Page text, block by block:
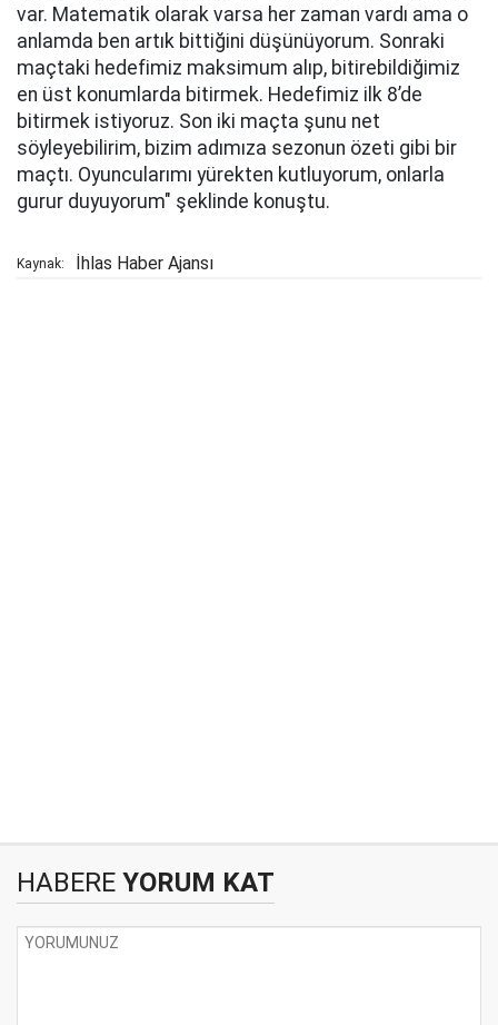
var. Matematik olarak varsa her zaman vardı ama o
anlamda ben artık bittiğini düşünüyorum. Sonraki
maçtaki hedefimiz maksimum alıp, bitirebildiğimiz
en üst konumlarda bitirmek. Hedefimiz ilk 8’de
bitirmek istiyoruz. Son iki maçta şunu net
söyleyebilirim, bizim adımıza sezonun özeti gibi bir
maçtı. Oyuncularımı yürekten kutluyorum, onlarla
gurur duyuyorum" şeklinde konuştu.
Kaynak: İhlas Haber Ajansı
HABERE YORUM KAT